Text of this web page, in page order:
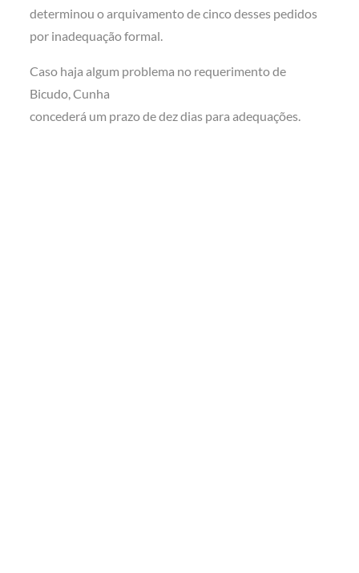
determinou o arquivamento de cinco desses pedidos
por inadequação formal.
Caso haja algum problema no requerimento de
Bicudo, Cunha
concederá um prazo de dez dias para adequações.